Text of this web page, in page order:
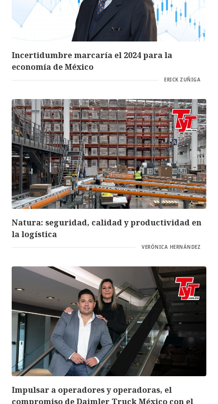
Incertidumbre marcaría el 2024 para la
economía de México
ERICK ZUÑIGA
Natura: seguridad, calidad y productividad en
la logística
VERÓNICA HERNÁNDEZ
Impulsar a operadores y operadoras, el
compromiso de Daimler Truck México con el